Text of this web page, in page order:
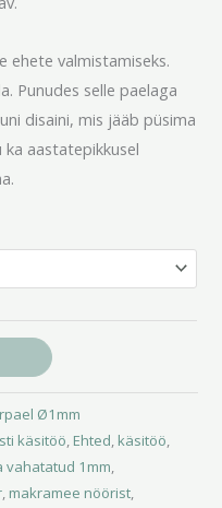
ehete valmistamiseks.
Punudes selle paelaga
disaini, mis jääb püsima
ka aastatepikkusel
Ø1mm
käsitöö, Ehted, käsitöö,
vahatatud 1mm,
, makramee nöörist,